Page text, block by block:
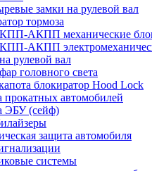
замки на рулевой вал
тормоза
АКПП механические
АКПП
рулевой вал
головного света
блокиратор Hood Lock
прокатных автомобилей
ЭБУ (сейф)
защита автомобиля
системы